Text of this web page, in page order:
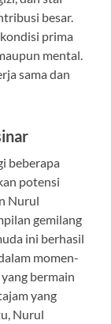
besar.
prima
mental.
sama dan
beberapa
potensi
Nurul
gemilang
ini berhasil
momen-
bermain
yang
Nurul